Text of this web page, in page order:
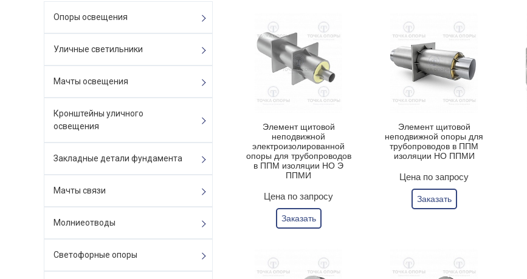
Опоры освещения
Уличные светильники
Мачты освещения
Кронштейны уличного
освещения
Закладные детали фундамента
Мачты связи
Молниеотводы
Светофорные опоры
Элемент щитовой
неподвижной
электроизолированной
опоры для трубопроводов
в ППМ изоляции НО Э
ППМИ
Цена по запросу
Заказать
Элемент щитовой
неподвижной опоры для
трубопроводов в ППМ
изоляции НО ППМИ
Цена по запросу
Заказать